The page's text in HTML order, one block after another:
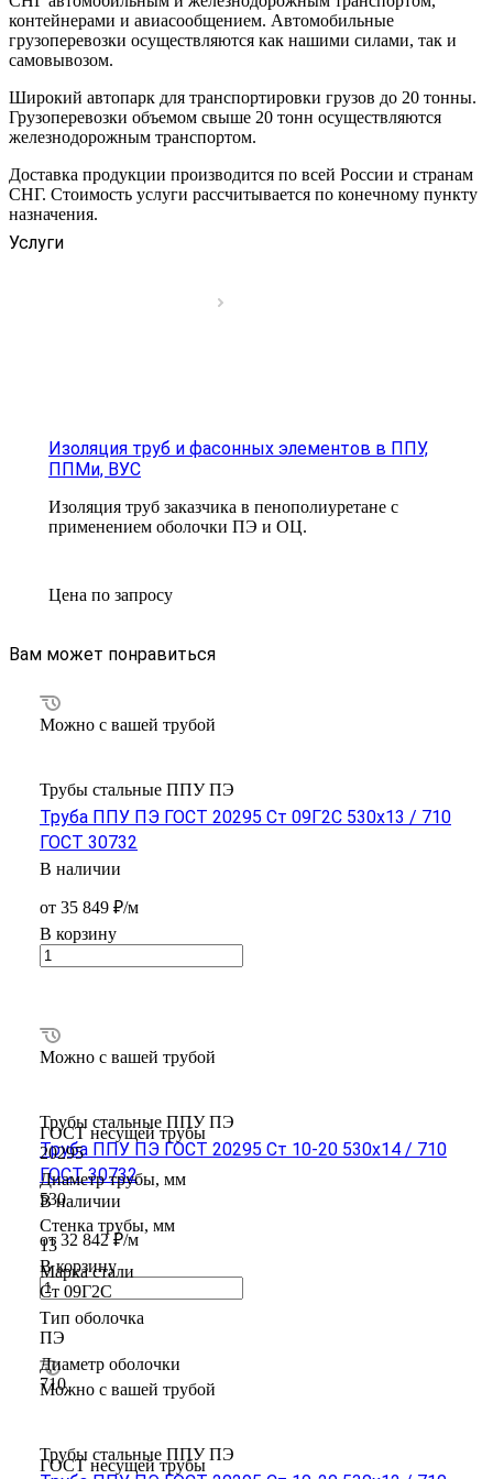
контейнерами и авиасообщением. Автомобильные
грузоперевозки осуществляются как нашими силами, так и
самовывозом.
Широкий автопарк для транспортировки грузов до 20 тонны.
Грузоперевозки объемом свыше 20 тонн осуществляются
железнодорожным транспортом.
Доставка продукции производится по всей России и странам
СНГ. Стоимость услуги рассчитывается по конечному пункту
назначения.
Услуги
Изоляция труб и фасонных элементов в ППУ,
ППМи, ВУС
Изоляция труб заказчика в пенополиуретане с
применением оболочки ПЭ и ОЦ.
Цена по запросу
Вам может понравиться
ГОСТ несущей трубы
20295
Диаметр трубы, мм
530
Стенка трубы, мм
13
Марка стали
Ст 09Г2С
Тип оболочка
ПЭ
Диаметр оболочки
710
Можно с вашей трубой
Трубы стальные ППУ ПЭ
Труба ППУ ПЭ ГОСТ 20295 Ст 09Г2С 530x13 / 710
ГОСТ 30732
В наличии
от 35 849 ₽/м
В корзину
ГОСТ несущей трубы
Можно с вашей трубой
Трубы стальные ППУ ПЭ
Труба ППУ ПЭ ГОСТ 20295 Ст 10-20 530x14 / 710
ГОСТ 30732
В наличии
от 32 842 ₽/м
В корзину
Можно с вашей трубой
Трубы стальные ППУ ПЭ